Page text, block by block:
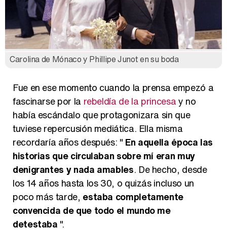
Carolina de Mónaco y Phillipe Junot en su boda
Fue en ese momento cuando la prensa empezó a
fascinarse por la rebeldía de la princesay no
había escándalo que protagonizara sin que
tuviese repercusión mediática. Ella misma
recordaría años después: " En aquella época las
historias que circulaban sobre mí eran muy
denigrantes y nada amables. De hecho, desde
los 14 años hasta los 30, o quizás incluso un
poco más tarde, estaba completamente
convencida de que todo el mundo me
detestaba ".